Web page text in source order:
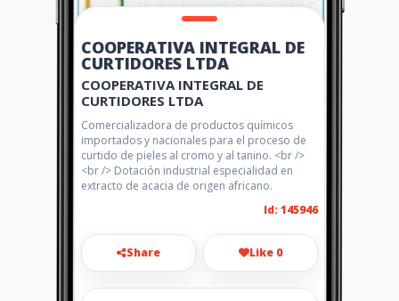
COOPERATIVA INTEGRAL DE
CURTIDORES LTDA
COOPERATIVA INTEGRAL DE
CURTIDORES LTDA
Comercializadora de productos químicos
importados y nacionales para el proceso de
curtido de pieles al cromo y al tanino. <br />
<br /> Dotación industrial especialidad en
extracto de acacia de origen africano.
Id: 145946
Share Like 0